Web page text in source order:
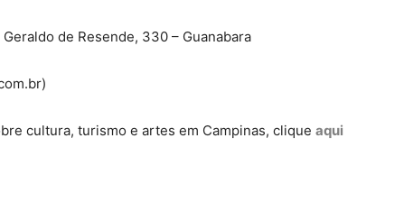
Geraldo de Resende, 330 – Guanabara
cultura, turismo e artes em Campinas, clique aqui